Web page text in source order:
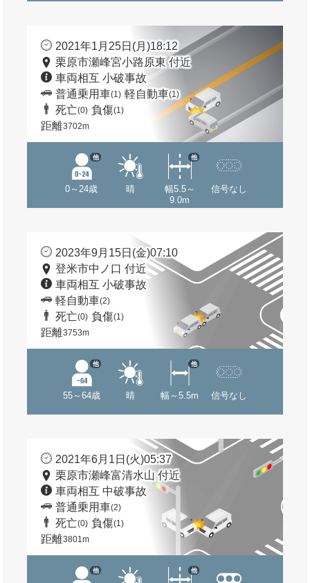
2021年1月25日(月)18:12
栗原市瀬峰宮小路原東 付近
車両相互 小破事故
普通乗用車(1) 軽自動車(1)
死亡(0) 負傷(1)
距離3702m
0～24歳
他
晴
幅5.5～
9.0m
他
信号なし
2023年9月15日(金)07:10
登米市中ノ口 付近
車両相互 小破事故
軽自動車(2)
死亡(0) 負傷(1)
距離3753m
55～64歳
他
晴 幅～5.5m
他
信号なし
2021年6月1日(火)05:37
栗原市瀬峰富清水山 付近
車両相互 中破事故
普通乗用車(2)
死亡(0) 負傷(1)
距離3801m
他 他